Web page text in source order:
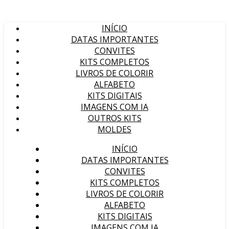
INÍCIO
DATAS IMPORTANTES
CONVITES
KITS COMPLETOS
LIVROS DE COLORIR
ALFABETO
KITS DIGITAIS
IMAGENS COM IA
OUTROS KITS
MOLDES
INÍCIO
DATAS IMPORTANTES
CONVITES
KITS COMPLETOS
LIVROS DE COLORIR
ALFABETO
KITS DIGITAIS